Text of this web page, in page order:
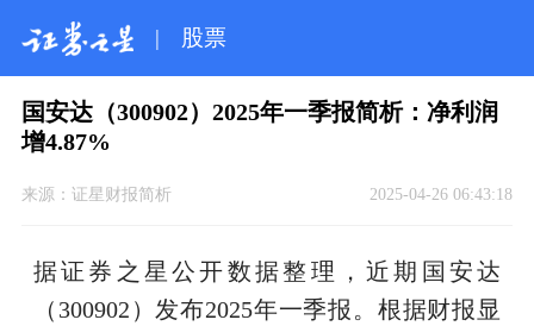
| 股票
国安达（300902）2025年一季报简析：净利润
增4.87%
来源： 证星财报简析 2025-04-26 06:43:18
据证券之星公开数据整理，近期国安达
（300902）发布2025年一季报。根据财报显